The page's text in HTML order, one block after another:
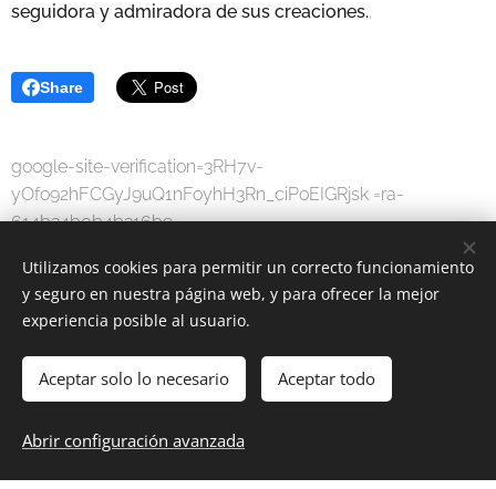
seguidora y admiradora de sus creaciones..
Share
google-site-verification=3RH7v-
yOfo92hFCGyJ9uQ1nFoyhH3Rn_ciPoEIGRjsk =ra-
614b34b0b4b316b9
www.moda-digital.com.es
Utilizamos cookies para permitir un correcto funcionamiento
y seguro en nuestra página web, y para ofrecer la mejor
experiencia posible al usuario.
Aceptar solo lo necesario Aceptar todo
Abrir configuración avanzada